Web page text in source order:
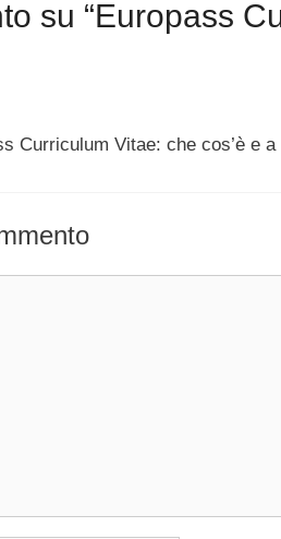
su “Europass
Curriculum Vitae: che cos’è e